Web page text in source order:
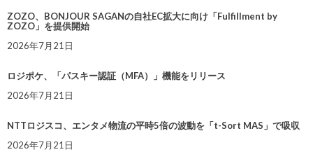
ZOZO、BONJOUR SAGANの自社EC拡大に向け「Fulfillment by
ZOZO」を提供開始
2026年7月21日
ロジポケ、「パスキー認証（MFA）」機能をリリース
2026年7月21日
NTTロジスコ、エンタメ物流の平時5倍の波動を「t-Sort MAS」で吸収
2026年7月21日